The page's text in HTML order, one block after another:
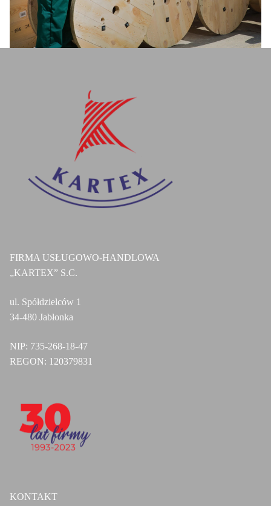
FIRMA USŁUGOWO-HANDLOWA
„KARTEX” S.C.
ul. Spółdzielców 1
34-480 Jabłonka
NIP: 735-268-18-47
REGON: 120379831
KONTAKT